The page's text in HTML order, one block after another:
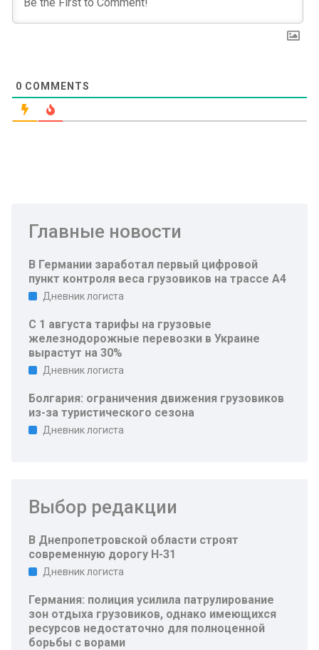
0 COMMENTS
Главные новости
В Германии заработал первый цифровой
пункт контроля веса грузовиков на трассе A4
Дневник логиста
С 1 августа тарифы на грузовые
железнодорожные перевозки в Украине
вырастут на 30%
Дневник логиста
Болгария: ограничения движения грузовиков
из-за туристического сезона
Дневник логиста
Выбор редакции
В Днепропетровской области строят
современную дорогу Н-31
Дневник логиста
Германия: полиция усилила патрулирование
зон отдыха грузовиков, однако имеющихся
ресурсов недостаточно для полноценной
борьбы с ворами